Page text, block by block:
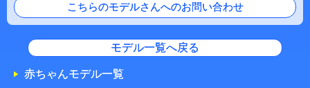
こちらのモデルさんへのお問い合わせ
モデル一覧へ戻る
赤ちゃんモデル一覧